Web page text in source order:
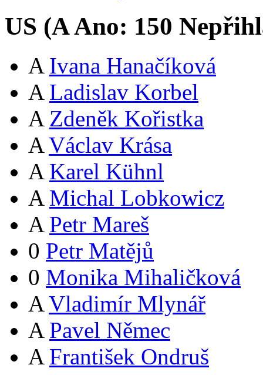
US (AAno: 150
A Ivana Hanačíková
A Ladislav Korbel
A Zdeněk Kořistka
A Václav Krása
A Karel Kühnl
A Michal Lobkowicz
A Petr Mareš
0 Petr Matějů
0 Monika Mihaličková
A Vladimír Mlynář
A Pavel Němec
A František Ondruš